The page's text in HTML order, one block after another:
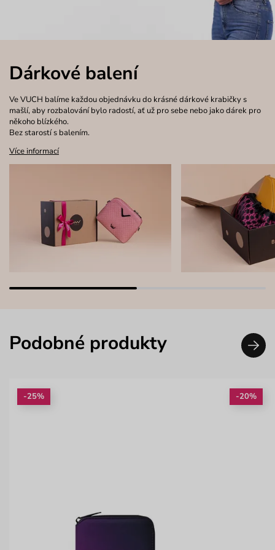
Dárkové balení
Ve VUCH balíme každou objednávku do krásné dárkové krabičky s
mašlí, aby rozbalování bylo radostí, ať už pro sebe nebo jako dárek pro
někoho blízkého.
Bez starostí s balením.
Více informací
Podobné produkty
-25% -20%